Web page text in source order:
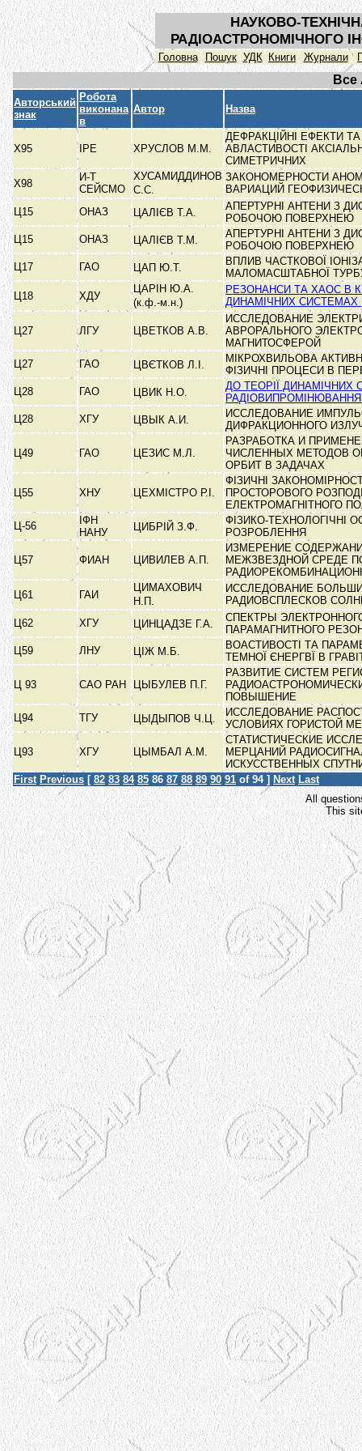
НАУКОВО-
РАДІОАСТРОНОМІЧНОГО
Головна Пошук УДК Книги Журнали
Все
Авторський
знак
Робота
виконана
в
Автор Назва
Х95 ІРЕ ХРУСЛОВ М.М.
ДЕФРАКЦІЙНІ ЕФЕКТИ
АВЛАСТИВОСТІ
СИМЕТРИЧНИХ
Х98
И-Т
СЕЙСМО
ХУСАМИДДИНОВ
С.С.
ЗАКОНОМЕРНОСТИ
ВАРИАЦИЙ
Ц15
ОНАЗ ЦАЛІЄВ Т.А.
АПЕРТУРНІ АНТЕНИ З
РОБОЧОЮ ПОВЕРХНЕЮ
Ц15
ОНАЗ ЦАЛІЄВ Т.М.
АПЕРТУРНІ АНТЕНИ З
РОБОЧОЮ ПОВЕРХНЕЮ
Ц17
ГАО ЦАП Ю.Т.
ВПЛИВ ЧАСТКОВОЇ
МАЛОМАСШТАБНОЇ
Ц18
ХДУ
ЦАРІН Ю.А.
(к.ф.-м.н.)
РЕЗОНАНСИ ТА ХАОС В
ДИНАМІЧНИХ СИСТЕМАХ
Ц27 ЛГУ ЦВЕТКОВ А.В.
ИССЛЕДОВАНИЕ
АВРОРАЛЬНОГО
МАГНИТОСФЕРОЙ
Ц27
ГАО ЦВЄТКОВ Л.І.
МІКРОХВИЛЬОВА
ФІЗИЧНІ ПРОЦЕСИ В
Ц28
ГАО ЦВИК Н.О.
ДО ТЕОРІЇ ДИНАМІЧНИХ
Ц28
ХГУ ЦВЫК А.И.
ИССЛЕДОВАНИЕ
ДИФРАКЦИОННОГО
Ц49 ГАО ЦЕЗИС М.Л.
РАЗРАБОТКА И
ЧИСЛЕННЫХ МЕТОДОВ
ОРБИТ В ЗАДАЧАХ
Ц55 ХНУ ЦЕХМІСТРО Р.І.
ФІЗИЧНІ
ПРОСТОРОВОГО
ЕЛЕКТРОМАГНІТНОГО
Ц-56
ІФН
НАНУ
ЦИБРІЙ З.Ф.
ФІЗИКО-ТЕХНОЛОГІЧНІ
РОЗРОБЛЕННЯ
Ц57 ФИАН ЦИВИЛЕВ А.П.
ИЗМЕРЕНИЕ
МЕЖЗВЕЗДНОЙ СРЕДЕ
Ц61
ГАИ
ЦИМАХОВИЧ
Н.П.
ИССЛЕДОВАНИЕ
РАДИОВСПЛЕСКОВ
Ц62
ХГУ ЦИНЦАДЗЕ Г.А.
СПЕКТРЫ
ПАРАМАГНИТНОГО
Ц59
ЛНУ ЦІЖ М.Б.
ВОАСТИВОСТІ ТА
ТЕМНОЇ ЄНЕРГВЇ В
Ц 93 САО РАН ЦЫБУЛЕВ П.Г.
РАЗВИТИЕ СИСТЕМ
ПОВЫШЕНИЕ
Ц94
ТГУ ЦЫДЫПОВ Ч.Ц.
ИССЛЕДОВАНИЕ
УСЛОВИЯХ ГОРИСТОЙ
Ц93 ХГУ ЦЫМБАЛ А.М.
СТАТИСТИЧЕСКИЕ
МЕРЦАНИЙ
ИСКУССТВЕННЫХ
First Previous [ 82 83 84 85 86 87 88 89 90 91 of 94 ] Next Last
All
This